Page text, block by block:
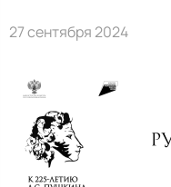
27 сентября 2024